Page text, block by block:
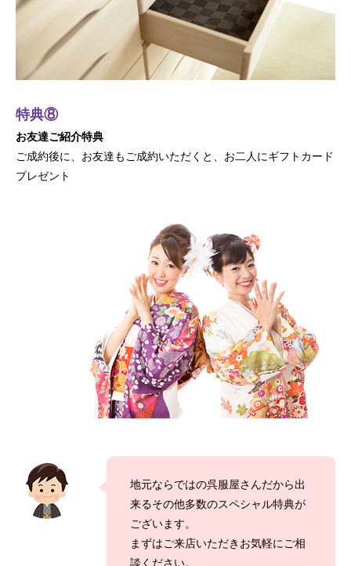
特典⑧
お友達ご紹介特典
ご成約後に、お友達もご成約いただくと、お二人にギフトカード
プレゼント
地元ならではの呉服屋さんだから出
来るその他多数のスペシャル特典が
ございます。
まずはご来店いただきお気軽にご相
談ください。